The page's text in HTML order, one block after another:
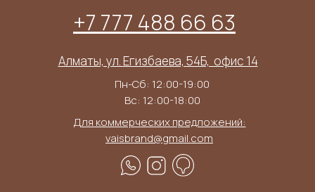
+7 777 488 66 63
Алматы, ул. Егизбаева, 54Б, ​ офис 14
Для коммерческих предложений:
vaisbrand@gmail.com
Пн-Сб: 12:00-19:00
Вс: 12:00-18:00